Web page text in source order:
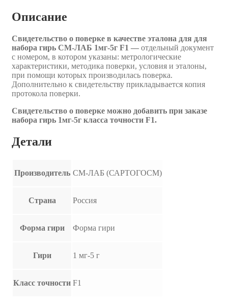
Описание
Свидетельство о поверке в качестве эталона для для
набора гирь СМ-ЛАБ 1мг-5г F1 — отдельный документ
с номером, в котором указаны: метрологические
характеристики, методика поверки, условия и эталоны,
при помощи которых производилась поверка.
Дополнительно к свидетельству прикладывается копия
протокола поверки.
Свидетельство о поверке можно добавить при заказе
набора гирь 1мг-5г класса точности F1.
Детали
Производитель СМ-ЛАБ (САРТОГОСМ)
Страна Россия
Форма гири Форма гири
Гири 1 мг-5 г
Класс точности F1